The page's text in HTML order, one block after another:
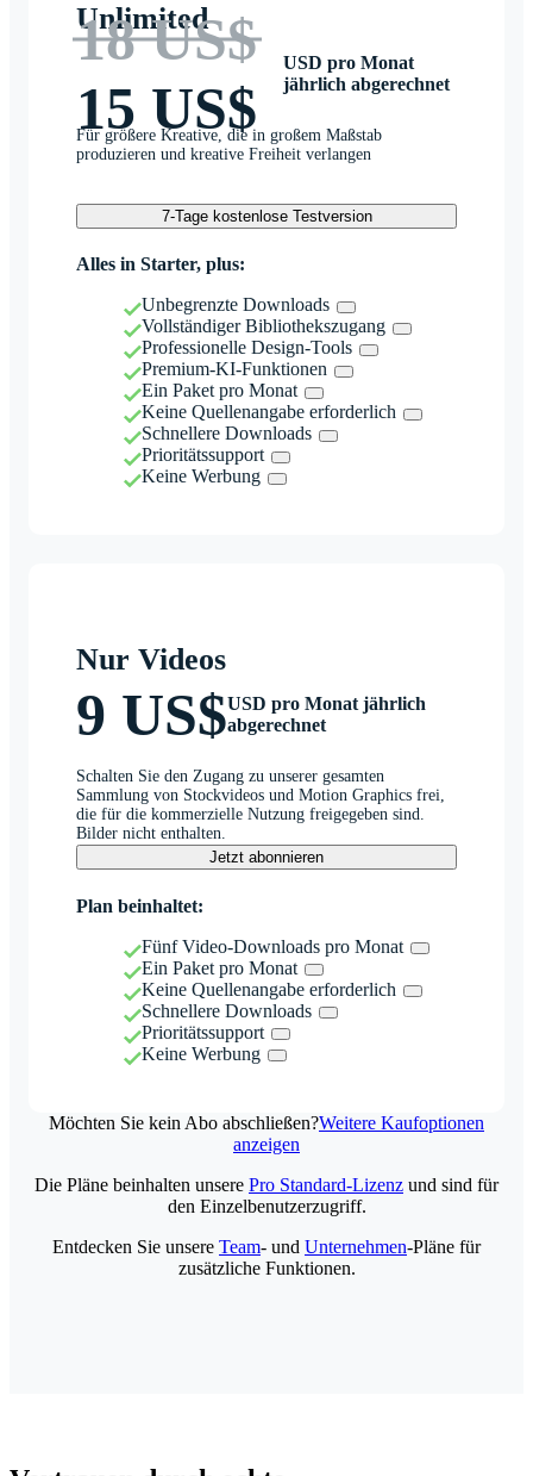
Unlimited
18 US$
15 US$
USD pro Monat
jährlich abgerechnet
Für größere Kreative, die in großem Maßstab
produzieren und kreative Freiheit verlangen
7-Tage kostenlose Testversion
Alles in Starter, plus:
Unbegrenzte Downloads
Vollständiger Bibliothekszugang
Professionelle Design-Tools
Premium-KI-Funktionen
Ein Paket pro Monat
Keine Quellenangabe erforderlich
Schnellere Downloads
Prioritätssupport
Keine Werbung
Nur Videos
9 US$USD pro Monat jährlich
abgerechnet
Schalten Sie den Zugang zu unserer gesamten
Sammlung von Stockvideos und Motion Graphics frei,
die für die kommerzielle Nutzung freigegeben sind.
Bilder nicht enthalten.
Jetzt abonnieren
Plan beinhaltet:
Fünf Video-Downloads pro Monat
Ein Paket pro Monat
Keine Quellenangabe erforderlich
Schnellere Downloads
Prioritätssupport
Keine Werbung
Möchten Sie kein Abo abschließen?Weitere Kaufoptionen
anzeigen
Die Pläne beinhalten unsere Pro Standard-Lizenz und sind für
den Einzelbenutzerzugriff.
Entdecken Sie unsere Team- und Unternehmen-Pläne für
zusätzliche Funktionen.